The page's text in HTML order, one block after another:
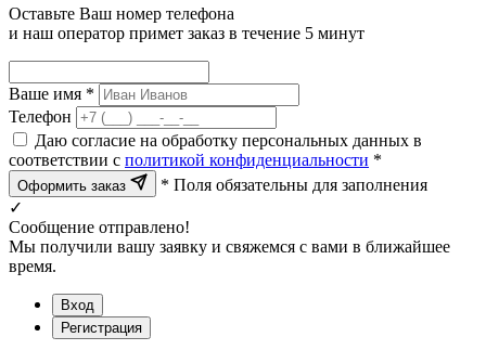
Оставьте Ваш номер телефона
и наш оператор примет заказ в течение 5 минут
Ваше имя *
Телефон
Даю согласие на обработку персональных данных в
соответствии с политикой конфиденциальности *
Оформить заказ
* Поля обязательны для заполнения
✓
Сообщение отправлено!
Мы получили вашу заявку и свяжемся с вами в ближайшее
время.
Вход
Регистрация